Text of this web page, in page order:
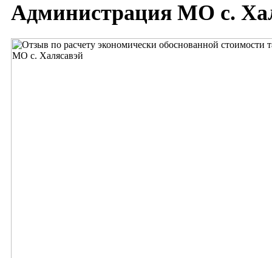
Администрация МО с.